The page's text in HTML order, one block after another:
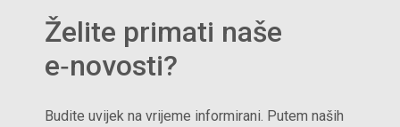
Želite primati naše
e‑novosti?
Budite uvijek na vrijeme informirani. Putem naših